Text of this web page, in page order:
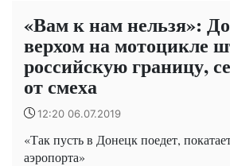
«Вам к нам нельзя»:
верхом на мотоцикле
российскую границу,
от смеха
12:20 06.07.2019
«Так пусть в Донецк поедет,
аэропорта»